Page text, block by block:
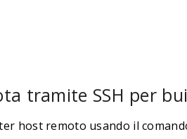
tramite SSH per
host remoto usando il